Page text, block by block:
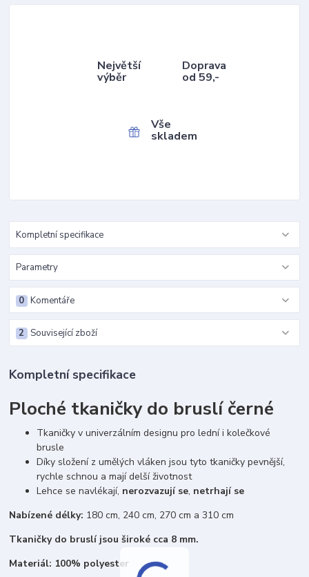
Největší
výběr
Doprava
od 59,-
Vše
skladem
Kompletní specifikace
Parametry
Komentáře
0
Související zboží
2
Kompletní specifikace
Ploché tkaničky do bruslí černé
Tkaničky v univerzálním designu pro lední i kolečkové
brusle
Díky složení z umělých vláken jsou tyto tkaničky pevnější,
rychle schnou a mají delší životnost
Lehce se navlékají, nerozvazují se, netrhají se
Nabízené délky: 180 cm, 240 cm, 270 cm a 310 cm
Tkaničky do bruslí jsou široké cca 8 mm.
Materiál: 100% polyester